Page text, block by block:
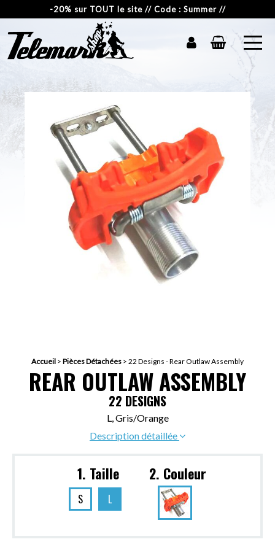
-20% sur TOUT le site // Code : Summer //
Accueil > Pièces Détachées > 22 Designs - Rear Outlaw Assembly
REAR OUTLAW ASSEMBLY
22 DESIGNS
L, Gris/Orange
Description détaillée
1. Taille
S L
2. Couleur